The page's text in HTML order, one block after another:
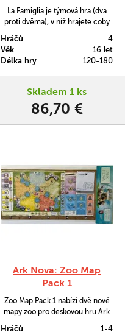
La Famiglia je týmová hra (dva
proti dvěma), v níž hrajete coby
kontrolu nad Sicílií. Vybírat
můžete ze šesti rodin, přičemž
každá z nich má speciální
inovativní a, nebojme se říci,
Hráčů
4
Věk
16 let
Délka hry
120-180
Skladem 1 ks
86,70 €
Ark Nova: Zoo Map
Pack 1
Zoo Map Pack 1 nabízí dvě nové
mapy zoo pro deskovou hru Ark
Hráčů 1-4